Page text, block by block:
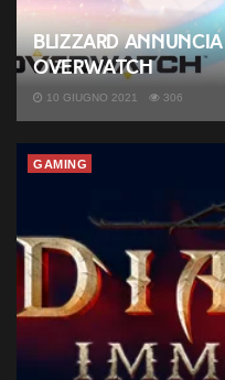
Blizzard
Overwatch
10 GIUGNO 2021 306
GAMING